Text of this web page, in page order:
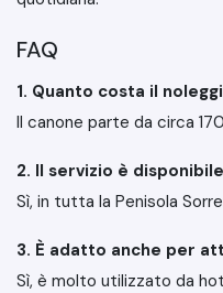
FAQ
1. Quanto costa il
Il canone parte da circa
2. Il servizio è
Sì, in tutta la Penisola
3. È adatto anche per
Sì, è molto utilizzato da